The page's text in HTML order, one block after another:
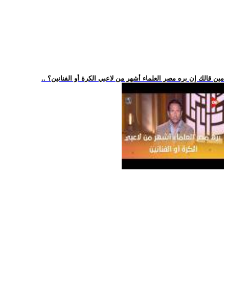
.. مين قالك إن بره مصر العلماء أشهر من لاعبي الكرة أو الفنانين؟